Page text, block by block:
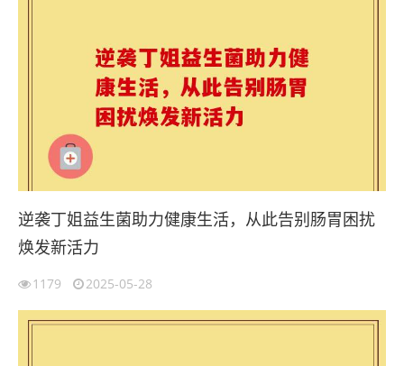
逆袭丁姐益生菌助力健康生活，从此告别肠胃困扰
焕发新活力
1179 2025-05-28